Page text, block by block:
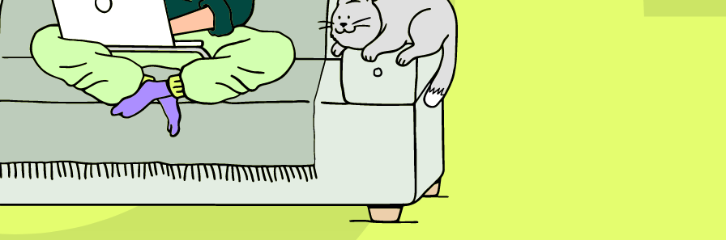
zal worden. Algoritmes worden steeds beter in het tonen van content die aansluit bij de interesses van gebruikers. Daarnaast zullen
direct te verkopen, waardoor de stap van inspiratie naar aankoop kleiner wordt. Ondernemers die inspelen op deze ontwikkelingen en
online aanwezigheid versterken en beter inspelen op de wensen van hun doelgroep. Social media blijft zich ontwikkelen, maar één ding
onderneming? MKB Digiwerkplaats helpt ondernemers graag met praktische tips en digitale ondersteuning.
om gehackte systemen, maar ook om per ongeluk verstuurde e-mails, verloren laptops of verkeerd gedeelde bestanden.